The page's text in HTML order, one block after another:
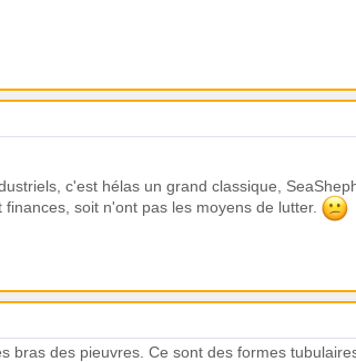
c'est hélas un grand classique,
soit n'ont pas les moyens de lutter.
bras des pieuvres. Ce sont des formes